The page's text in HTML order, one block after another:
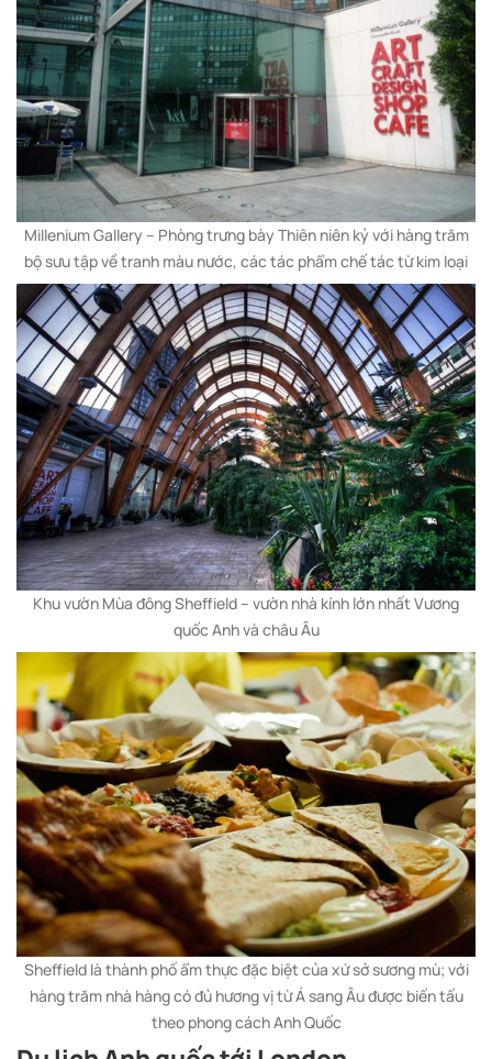
Millenium Gallery – Phòng trưng bày Thiên niên kỷ với hàng trăm
bộ sưu tập về tranh màu nước, các tác phẩm chế tác từ kim loại
Khu vườn Mùa đông Sheffield – vườn nhà kính lớn nhất Vương
quốc Anh và châu Âu
Sheffield là thành phố ẩm thực đặc biệt của xứ sở sương mù; với
hàng trăm nhà hàng có đủ hương vị từ Á sang Âu được biến tấu
theo phong cách Anh Quốc